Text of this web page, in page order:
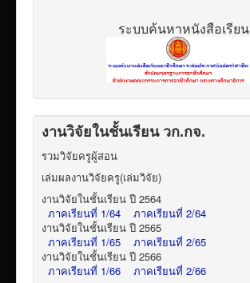
ระบบค้นหาหนังสือเรียน
งานวิจัยในชั้นเรียน วก.กจ.
รวมวิจัยครูผู้สอน
เล่มผลงานวิจัยครู(เล่มวิจัย)
งานวิจัยในชั้นเรียน ปี 2564
ภาคเรียนที่ 1/64
ภาคเรียนที่ 2/64
งานวิจัยในชั้นเรียน ปี 2565
ภาคเรียนที่ 1/65
ภาคเรียนที่ 2/65
งานวิจัยในชั้นเรียน ปี 2566
ภาคเรียนที่ 1/66
ภาคเรียนที่ 2/66